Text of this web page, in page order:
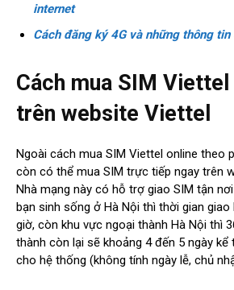
internet
Cách đăng ký 4G và những thông
Cách mua SIM
trên website Viettel
Ngoài cách mua SIM Viettel online theo
còn có thể mua SIM trực tiếp ngay trên
Nhà mạng này có hỗ trợ giao SIM tận
bạn sinh sống ở Hà Nội thì thời gian
giờ, còn khu vực ngoại thành Hà Nội thì
thành còn lại sẽ khoảng 4 đến 5 ngày
cho hệ thống (không tính ngày lễ, chủ